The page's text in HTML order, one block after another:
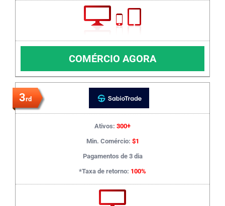
COMÉRCIO AGORA
3rd
Ativos: 300+
Min. Comércio: $1
Pagamentos de 3 dia
*Taxa de retorno: 100%